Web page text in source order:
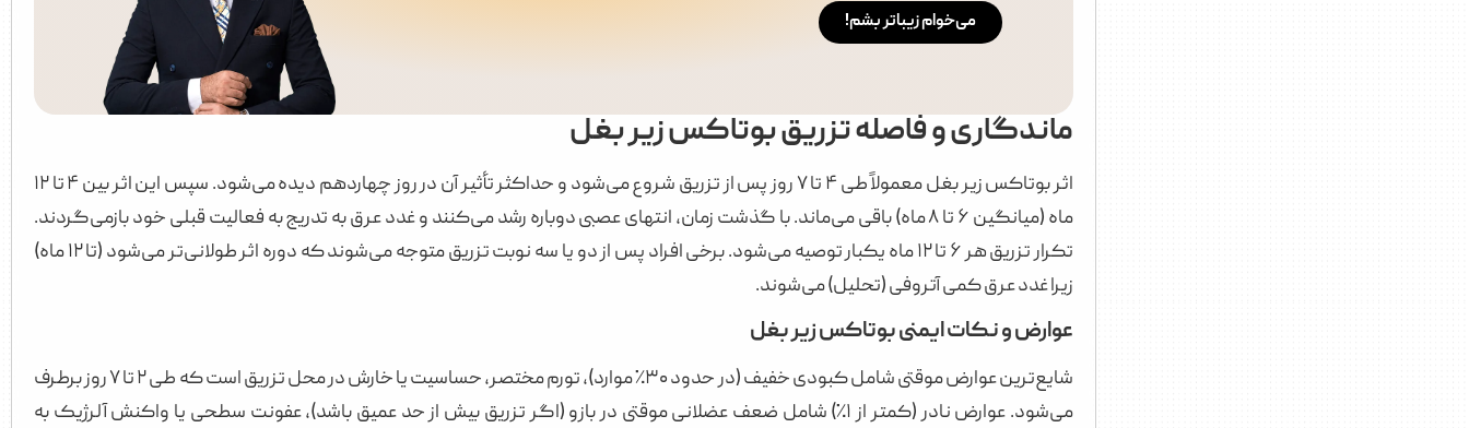
می‌خوام زیباتر بشم!
ماندگاری و فاصله تزریق بوتاکس زیر بغل
اثر بوتاکس زیر بغل معمولاً طی ۴ تا ۷ روز پس از تزریق شروع می‌شود و حداکثر تأثیر آن در روز چهاردهم دیده می‌شود. سپس این اثر بین ۴ تا ۱۲
ماه (میانگین ۶ تا ۸ ماه) باقی می‌ماند. با گذشت زمان، انتهای عصبی دوباره رشد می‌کنند و غدد عرق به تدریج به فعالیت قبلی خود بازمی‌گردند.
تکرار تزریق هر ۶ تا ۱۲ ماه یکبار توصیه می‌شود. برخی افراد پس از دو یا سه نوبت تزریق متوجه می‌شوند که دوره اثر طولانی‌تر می‌شود (تا ۱۲ ماه)
زیرا غدد عرق کمی آتروفی (تحلیل) می‌شوند.
عوارض و نکات ایمنی بوتاکس زیر بغل
شایع‌ترین عوارض موقتی شامل کبودی خفیف (در حدود ۳۰٪ موارد)، تورم مختصر، حساسیت یا خارش در محل تزریق است که طی ۲ تا ۷ روز برطرف
می‌شود. عوارض نادر (کمتر از ۱٪) شامل ضعف عضلانی موقتی در بازو (اگر تزریق بیش از حد عمیق باشد)، عفونت سطحی یا واکنش آلرژیک به